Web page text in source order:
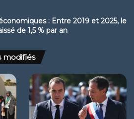
: Entre 2019 et 2025, le
de 1,5 % par an
modifiés